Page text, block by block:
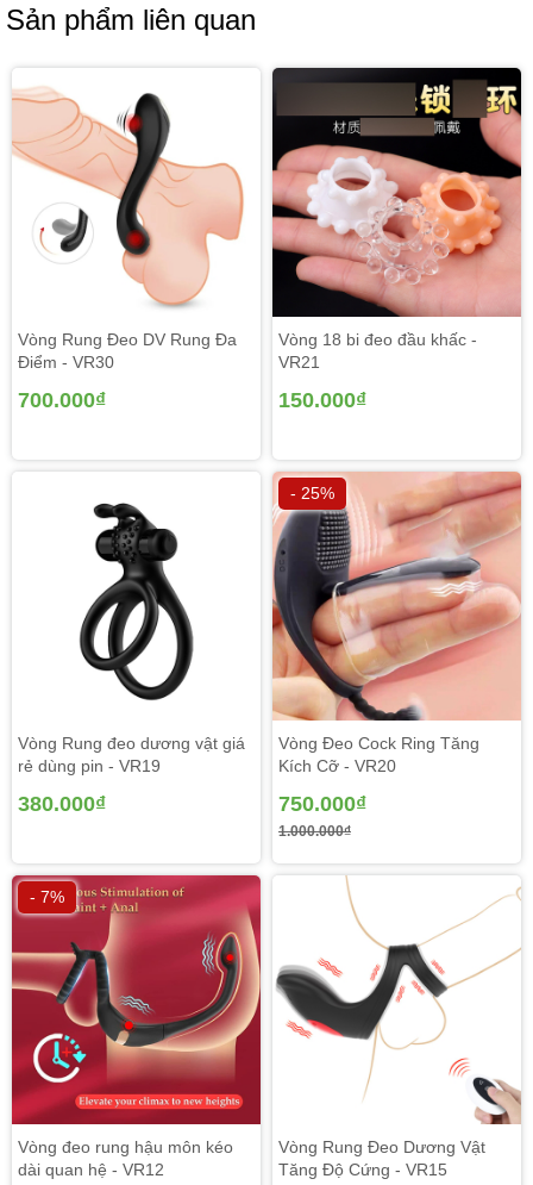
2.Tăng kích thích và cảm giác chân thực
Rung mạnh mẽ: Tích hợp nhiều chế độ rung từ nhẹ
Sản phẩm liên quan
Vòng Rung Đeo DV Rung Đa
Điểm - VR30
700.000₫
Vòng 18 bi đeo đầu khấc -
VR21
150.000₫
Vòng Rung đeo dương vật giá
rẻ dùng pin - VR19
380.000₫
- 25%
Vòng Đeo Cock Ring Tăng
Kích Cỡ - VR20
750.000₫
1.000.000₫
- 7%
Vòng đeo rung hậu môn kéo
dài quan hệ - VR12
Vòng Rung Đeo Dương Vật
Tăng Độ Cứng - VR15